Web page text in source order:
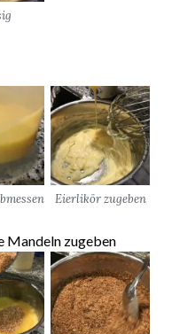
Eierlikör zugeben
Mandeln zugeben